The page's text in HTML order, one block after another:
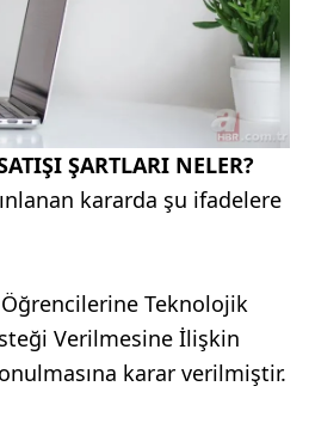
ŞARTLARI NELER?
kararda şu ifadelere
Teknolojik
Verilmesine İlişkin
karar verilmiştir.